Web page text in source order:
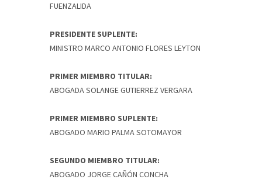
FUENZALIDA
PRESIDENTE SUPLENTE:
MINISTRO MARCO ANTONIO FLORES LEYTON
PRIMER MIEMBRO TITULAR:
ABOGADA SOLANGE GUTIERREZ VERGARA
PRIMER MIEMBRO SUPLENTE:
ABOGADO MARIO PALMA SOTOMAYOR
SEGUNDO MIEMBRO TITULAR:
ABOGADO JORGE CAÑÓN CONCHA